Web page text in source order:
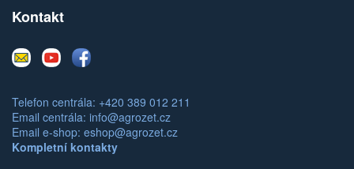
Kontakt
E-
mail
YoutubeFacebook
Telefon centrála: +420 389 012 211
Email centrála: info@agrozet.cz
Email e-shop: eshop@agrozet.cz
Kompletní kontakty